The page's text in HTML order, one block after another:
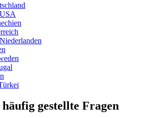
gestellte Fragen